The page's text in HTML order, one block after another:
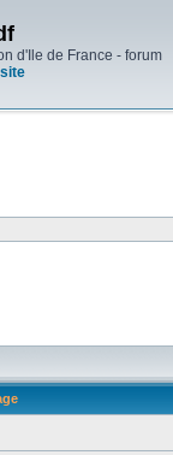
d'Ile de France - forum